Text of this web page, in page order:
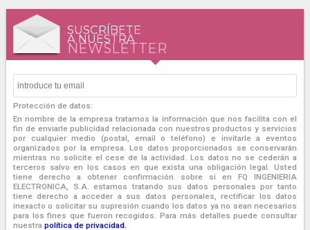
SUSCRÍBETE
A NUESTRA
NEWSLETTER
Protección de datos:
En nombre de la empresa tratamos la información que nos facilita con el
fin de enviarle publicidad relacionada con nuestros productos y servicios
por cualquier medio (postal, email o teléfono) e invitarle a eventos
organizados por la empresa. Los datos proporcionados se conservarán
mientras no solicite el cese de la actividad. Los datos no se cederán a
terceros salvo en los casos en que exista una obligación legal. Usted
tiene derecho a obtener confirmación sobre si en FQ INGENIERIA
ELECTRONICA, S.A. estamos tratando sus datos personales por tanto
tiene derecho a acceder a sus datos personales, rectificar los datos
inexacto o solicitar su supresión cuando los datos ya no sean necesarios
para los fines que fueron recogidos. Para más detalles puede consultar
nuestra política de privacidad.